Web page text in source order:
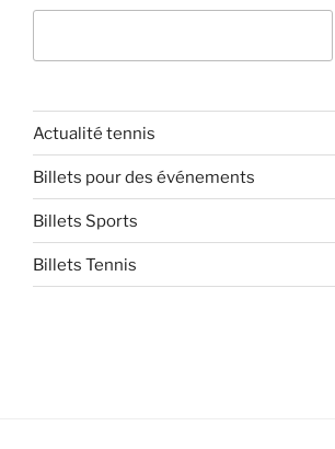
Actualité tennis
Billets pour des événements
Billets Sports
Billets Tennis